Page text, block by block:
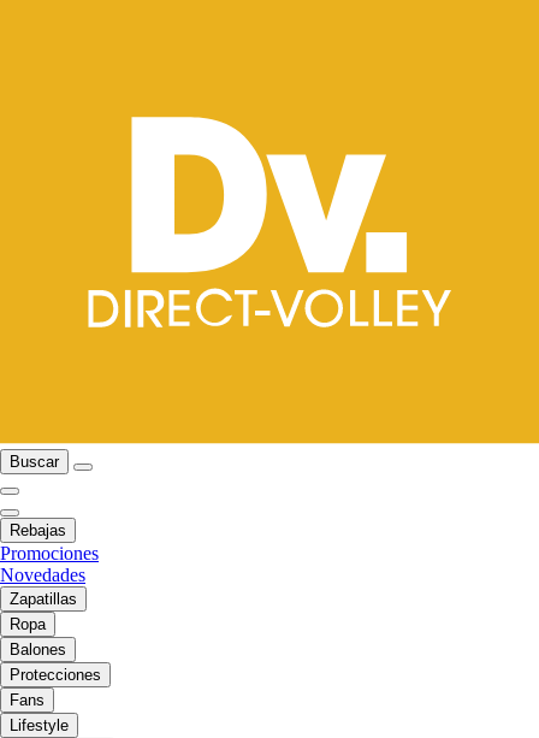
Buscar
Rebajas
Promociones
Novedades
Zapatillas
Ropa
Balones
Protecciones
Fans
Lifestyle